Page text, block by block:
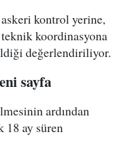
kontrol yerine,
koordinasyona
değerlendiriliyor.
sayfa
ardından
18 ay süren